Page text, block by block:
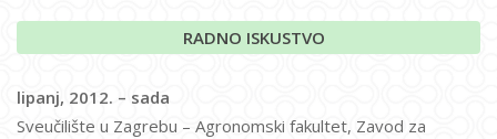
RADNO ISKUSTVO
lipanj, 2012. – sada
Sveučilište u Zagrebu – Agronomski fakultet, Zavod za